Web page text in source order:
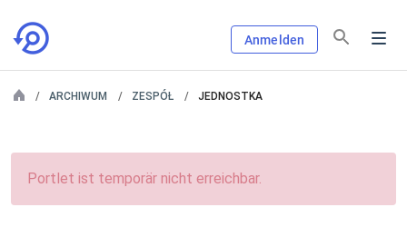
Anmelden
ARCHIWUM ZESPÓŁ JEDNOSTKA
Portlet ist temporär nicht erreichbar.